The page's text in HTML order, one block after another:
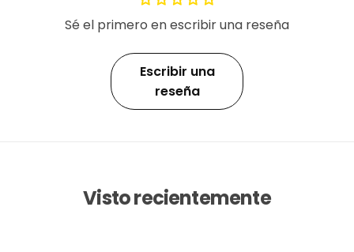
Sé el primero en escribir una reseña
Escribir una
reseña
Visto recientemente